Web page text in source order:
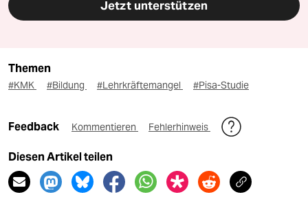
Jetzt unterstützen
Themen
#KMK #Bildung #Lehrkräftemangel #Pisa-Studie
Feedback Kommentieren Fehlerhinweis
Diesen Artikel teilen